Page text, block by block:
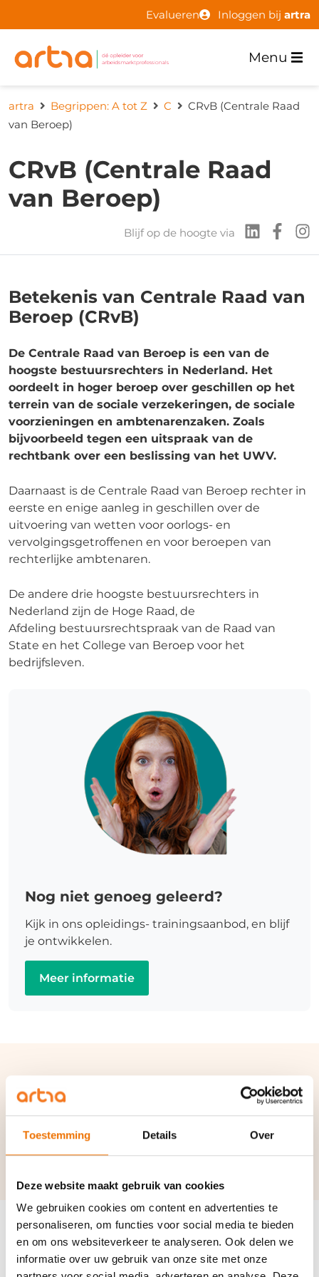
Toestemming Details Over
Deze website maakt gebruik van cookies
We gebruiken cookies om content en advertenties te
personaliseren, om functies voor social media te bieden
en om ons websiteverkeer te analyseren. Ook delen we
informatie over uw gebruik van onze site met onze
Evalueren Inloggen bij artra
Menu
artra Begrippen: A tot Z C
CRvB (Centrale Raad
van Beroep)
CRvB (Centrale Raad
van Beroep)
Blijf op de hoogte via
Betekenis van Centrale Raad van
Beroep (CRvB)
De Centrale Raad van Beroep is een van de
hoogste bestuursrechters in Nederland. Het
oordeelt in hoger beroep over geschillen op het
terrein van de sociale verzekeringen, de sociale
voorzieningen en ambtenarenzaken. Zoals
bijvoorbeeld tegen een uitspraak van de
rechtbank over een beslissing van het UWV.
Daarnaast is de Centrale Raad van Beroep rechter in
eerste en enige aanleg in geschillen over de
uitvoering van wetten voor oorlogs- en
vervolgingsgetroffenen en voor beroepen van
rechterlijke ambtenaren.
De andere drie hoogste bestuursrechters in
Nederland zijn de Hoge Raad, de
Afdeling bestuursrechtspraak van de Raad van
State en het College van Beroep voor het
bedrijfsleven.
Nog niet genoeg geleerd?
Kijk in ons opleidings- trainingsaanbod, en blijf
je ontwikkelen.
Meer informatie
Verwante termen en
synoniemen:
Beroep en bezwaar Sociale verzekeringen|UWV
Disclaimer